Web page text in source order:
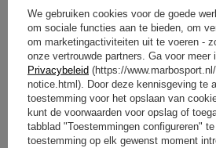
We gebruiken cookies voor de goede
om sociale functies aan te bieden, om
om marketingactiviteiten uit te voeren -
onze vertrouwde partners. Ga voor meer
Privacybeleid (https://
notice.html). Door deze kennisgeving te
toestemming voor het opslaan van
kunt de voorwaarden voor opslag of
tabblad "Toestemmingen configureren"
toestemming op elk gewenst moment